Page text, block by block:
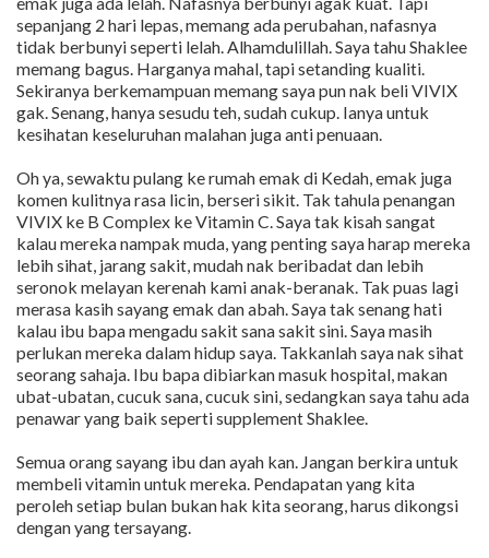
sepanjang 2 hari lepas, memang ada perubahan, nafasnya
tidak berbunyi seperti lelah. Alhamdulillah. Saya tahu Shaklee
memang bagus. Harganya mahal, tapi setanding kualiti.
Sekiranya berkemampuan memang saya pun nak beli VIVIX
gak. Senang, hanya sesudu teh, sudah cukup. Ianya untuk
kesihatan keseluruhan malahan juga anti penuaan.
Oh ya, sewaktu pulang ke rumah emak di Kedah, emak juga
komen kulitnya rasa licin, berseri sikit. Tak tahula penangan
VIVIX ke B Complex ke Vitamin C. Saya tak kisah sangat
kalau mereka nampak muda, yang penting saya harap mereka
lebih sihat, jarang sakit, mudah nak beribadat dan lebih
seronok melayan kerenah kami anak-beranak. Tak puas lagi
merasa kasih sayang emak dan abah. Saya tak senang hati
kalau ibu bapa mengadu sakit sana sakit sini. Saya masih
perlukan mereka dalam hidup saya. Takkanlah saya nak sihat
seorang sahaja. Ibu bapa dibiarkan masuk hospital, makan
ubat-ubatan, cucuk sana, cucuk sini, sedangkan saya tahu ada
penawar yang baik seperti supplement Shaklee.
Semua orang sayang ibu dan ayah kan. Jangan berkira untuk
membeli vitamin untuk mereka. Pendapatan yang kita
peroleh setiap bulan bukan hak kita seorang, harus dikongsi
dengan yang tersayang.